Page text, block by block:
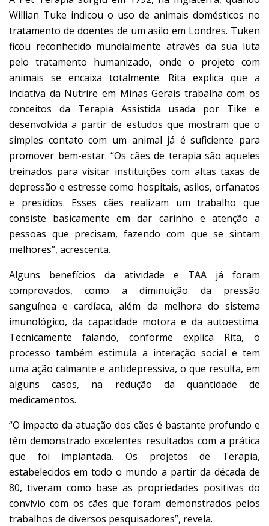
Willian Tuke indicou o uso de animais domésticos no
tratamento de doentes de um asilo em Londres. Tuken
ficou reconhecido mundialmente através da sua luta
pelo tratamento humanizado, onde o projeto com
animais se encaixa totalmente. Rita explica que a
inciativa da Nutrire em Minas Gerais trabalha com os
conceitos da Terapia Assistida usada por Tike e
desenvolvida a partir de estudos que mostram que o
simples contato com um animal já é suficiente para
promover bem-estar. “Os cães de terapia são aqueles
treinados para visitar instituições com altas taxas de
depressão e estresse como hospitais, asilos, orfanatos
e presídios. Esses cães realizam um trabalho que
consiste basicamente em dar carinho e atenção a
pessoas que precisam, fazendo com que se sintam
melhores”, acrescenta.
Alguns benefícios da atividade e TAA já foram
comprovados, como a diminuição da pressão
sanguínea e cardíaca, além da melhora do sistema
imunológico, da capacidade motora e da autoestima.
Tecnicamente falando, conforme explica Rita, o
processo também estimula a interação social e tem
uma ação calmante e antidepressiva, o que resulta, em
alguns casos, na redução da quantidade de
medicamentos.
“O impacto da atuação dos cães é bastante profundo e
têm demonstrado excelentes resultados com a prática
que foi implantada. Os projetos de Terapia,
estabelecidos em todo o mundo a partir da década de
80, tiveram como base as propriedades positivas do
convívio com os cães que foram demonstrados pelos
trabalhos de diversos pesquisadores”, revela.